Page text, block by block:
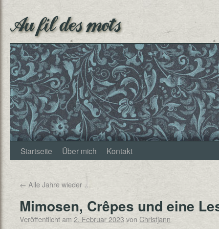
Au fil des mots
Startseite Über mich Kontakt
← Alle Jahre wieder …
Mimosen, Crêpes und eine
Veröffentlicht am 2. Februar 2023von Christjann